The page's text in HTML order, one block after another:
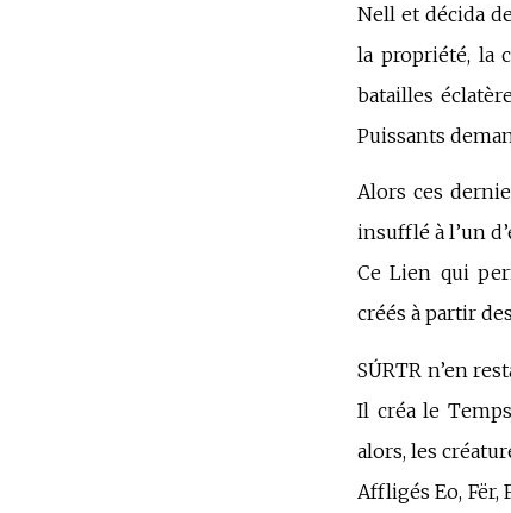
Nell et décida
la propriété, la
batailles
Puissants
Alors ces
insufflé à l’un
Ce Lien qui
créés à partir
SÚRTR n’en
Il créa le
alors, les
Affligés Eo,